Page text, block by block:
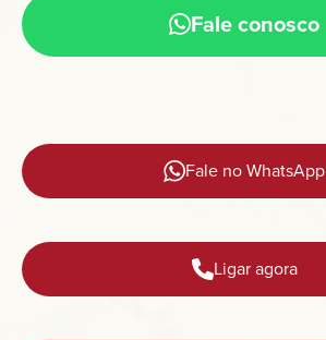
Fale conosco
Fale no WhatsApp
Ligar agora